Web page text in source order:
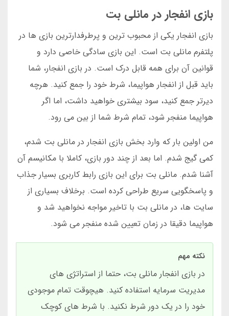
بازی انفجار در مانلی بت
بازی انفجار یکی از محبوب ترین و پرطرفدارترین بازی ها در
پلتفرم مانلی بت است. این بازی سادگی خاصی دارد و
قوانین آن برای همه قابل درک است. در بازی انفجار، شما
باید قبل از انفجار هواپیما، شرط خود را جمع کنید. هرچه
دیرتر جمع کنید، سود بیشتری خواهید داشت، اما اگر
هواپیما منفجر شود، تمام شرط شما از بین می رود.
من اولین بار که وارد بخش بازی انفجار در مانلی بت شدم،
کمی گیج شدم. اما بعد از چند دور بازی، کاملا با مکانیسم آن
آشنا شدم. مانلی بت برای این بازی رابط کاربری بسیار جذاب
و پاسخگویی سریع طراحی کرده است. برخلاف بسیاری از
سایت ها، در مانلی بت با تاخیر مواجه نخواهید شد و
هواپیما دقیقا در زمان تعیین شده منفجر می شود.
نکته مهم
در بازی انفجار مانلی بت، حتما از استراتژی های
مدیریت سرمایه استفاده کنید. هیچوقت تمام موجودی
خود را در یک دور شرط نکنید. با شرط های کوچک